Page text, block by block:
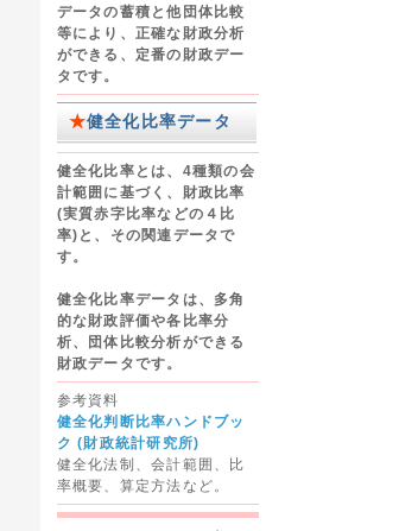
データの蓄積と他団体比較
等により、正確な財政分析
ができる、定番の財政デー
タです。
★健全化比率データ
健全化比率とは、4種類の会
計範囲に基づく、財政比率
(実質赤字比率などの４比
率)と、その関連データで
す。
健全化比率データは、多角
的な財政評価や各比率分
析、団体比較分析ができる
財政データです。
参考資料
健全化判断比率ハンドブッ
ク (財政統計研究所)
健全化法制、会計範囲、比
率概要、算定方法など。